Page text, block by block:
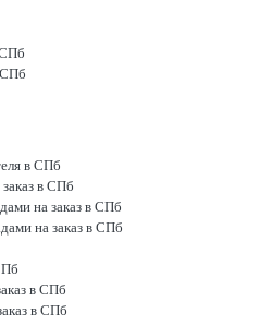
СПб
в СПб
в СПб
на заказ в СПб
на заказ в СПб
в СПб
в СПб